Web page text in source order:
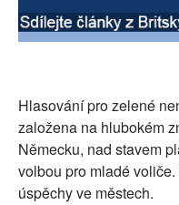
Hlasování pro zelené
založena na hlubokém
Německu, nad stavem
volbou pro mladé
úspěchy ve městech.